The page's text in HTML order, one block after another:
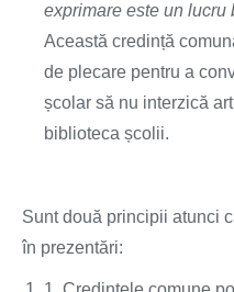
exprimare este un lucru
Această credință
de plecare pentru a
școlar să nu interzică
biblioteca școlii.
Sunt două principii atunci
în prezentări: